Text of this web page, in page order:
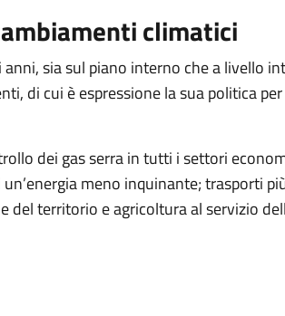
climatici
sia sul piano interno che a livello
di cui è espressione la sua politica
dei gas serra in tutti i settori
meno inquinante; trasporti
territorio e agricoltura al servizio